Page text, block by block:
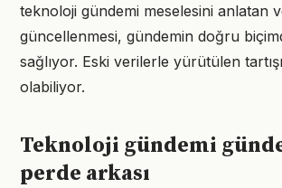
teknoloji gündemi meselesini anlatan
güncellenmesi, gündemin doğru
sağlıyor. Eski verilerle yürütülen
olabiliyor.
Teknoloji gündemi
perde arkası